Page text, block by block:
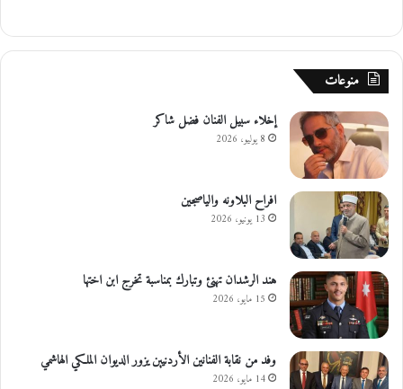
ا
ت
منوعات
إخلاء سبيل الفنان فضل شاكر
8 يوليو، 2026
افراح البلاونه والياصجين
13 يونيو، 2026
هند الرشدان تهنئ وتبارك بمناسبة تخرج ابن اختها
15 مايو، 2026
وفد من نقابة الفنانين الأردنيين يزور الديوان الملكي الهاشمي
14 مايو، 2026